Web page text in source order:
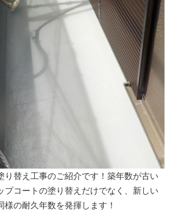
り替え工事のご紹介です！築年数が古い
プコートの塗り替えだけでなく、新しい
の耐久年数を発揮します！